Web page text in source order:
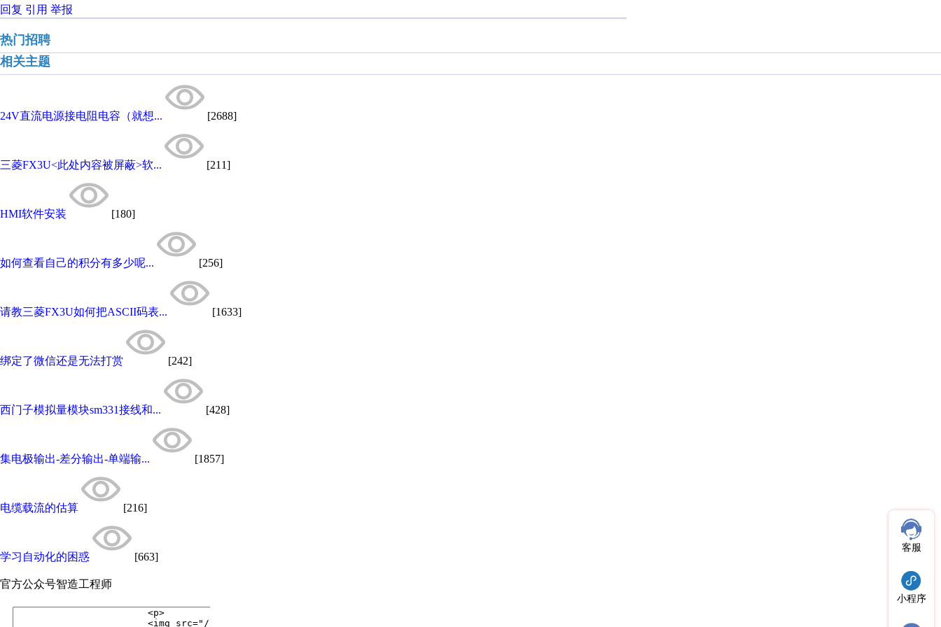
回复 引用 举报
热门招聘
相关主题
24V直流电源接电阻电容（就想... [2688]
三菱FX3U<此处内容被屏蔽>软... [211]
HMI软件安装 [180]
如何查看自己的积分有多少呢... [256]
请教三菱FX3U如何把ASCII码表... [1633]
绑定了微信还是无法打赏 [242]
西门子模拟量模块sm331接线和... [428]
集电极输出-差分输出-单端输... [1857]
电缆载流的估算 [216]
学习自动化的困惑 [663]
官方公众号智造工程师
客服
小程序